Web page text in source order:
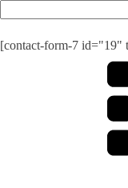
[contact-form-7